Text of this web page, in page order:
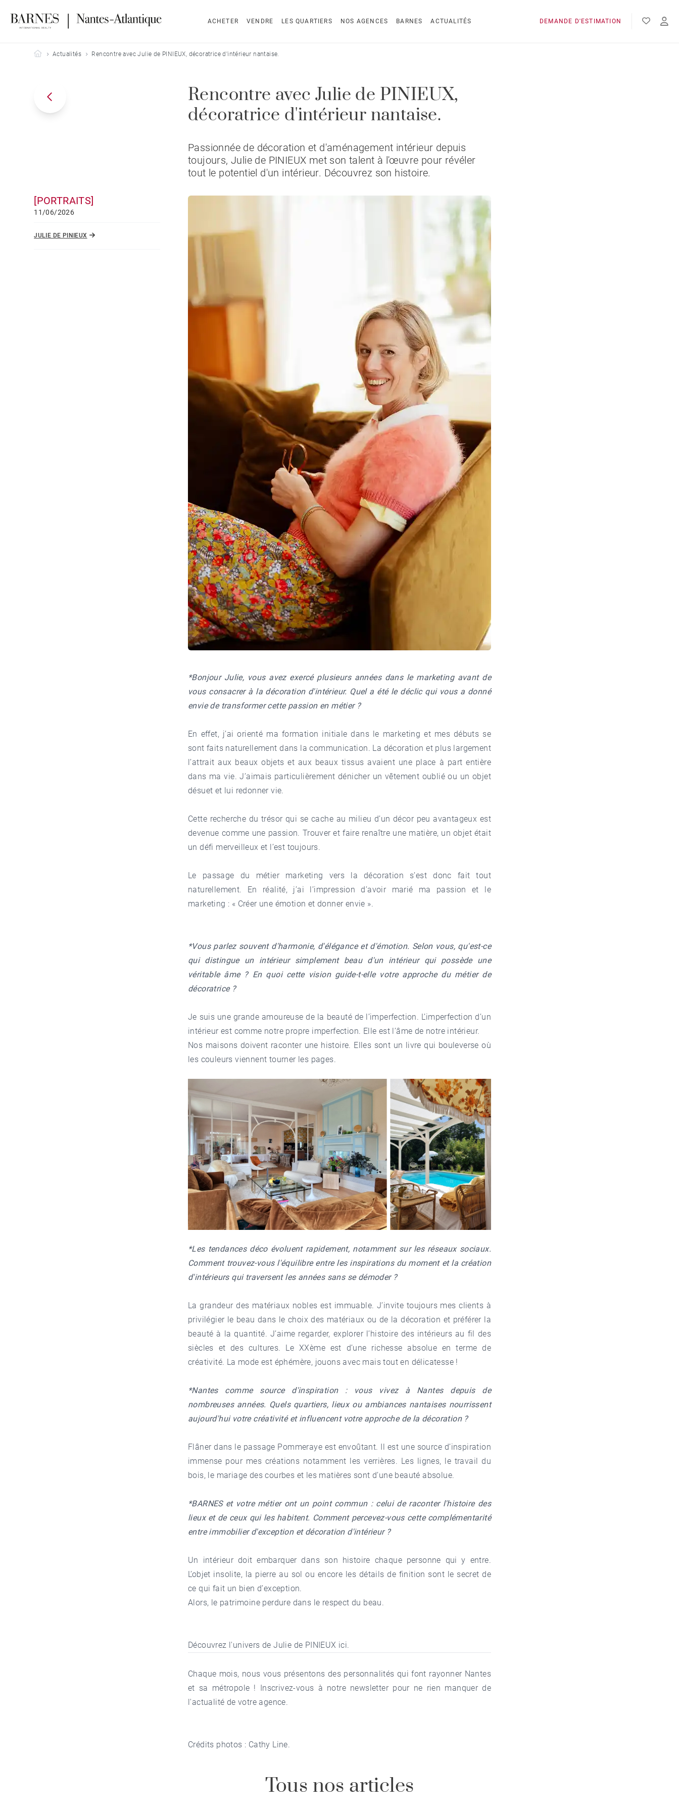
ACHETER VENDRE LES QUARTIERS NOS AGENCES BARNES ACTUALITÉS DEMANDE D'ESTIMATION
Barnes Nantes-Atlantique
Actualités Rencontre avec Julie de PINIEUX, décoratrice d'intérieur nantaise.
[PORTRAITS]
11/06/2026
JULIE DE PINIEUX
Rencontre avec Julie de PINIEUX,
décoratrice d'intérieur nantaise.
Passionnée de décoration et d'aménagement intérieur depuis
toujours, Julie de PINIEUX met son talent à l'œuvre pour révéler
tout le potentiel d'un intérieur. Découvrez son histoire.
*Bonjour Julie, vous avez exercé plusieurs années dans le marketing avant de
vous consacrer à la décoration d'intérieur. Quel a été le déclic qui vous a donné
envie de transformer cette passion en métier ?
En effet, j’ai orienté ma formation initiale dans le marketing et mes débuts se
sont faits naturellement dans la communication. La décoration et plus largement
l’attrait aux beaux objets et aux beaux tissus avaient une place à part entière
dans ma vie. J’aimais particulièrement dénicher un vêtement oublié ou un objet
désuet et lui redonner vie.
Cette recherche du trésor qui se cache au milieu d’un décor peu avantageux est
devenue comme une passion. Trouver et faire renaître une matière, un objet était
un défi merveilleux et l’est toujours.
Le passage du métier marketing vers la décoration s’est donc fait tout
naturellement. En réalité, j’ai l’impression d’avoir marié ma passion et le
marketing : « Créer une émotion et donner envie ».
*Vous parlez souvent d'harmonie, d'élégance et d'émotion. Selon vous, qu'est-ce
qui distingue un intérieur simplement beau d'un intérieur qui possède une
véritable âme ? En quoi cette vision guide-t-elle votre approche du métier de
décoratrice ?
Je suis une grande amoureuse de la beauté de l’imperfection. L’imperfection d’un
intérieur est comme notre propre imperfection. Elle est l’âme de notre intérieur.
Nos maisons doivent raconter une histoire. Elles sont un livre qui bouleverse où
les couleurs viennent tourner les pages.
*Les tendances déco évoluent rapidement, notamment sur les réseaux sociaux.
Comment trouvez-vous l'équilibre entre les inspirations du moment et la création
d'intérieurs qui traversent les années sans se démoder ?
La grandeur des matériaux nobles est immuable. J’invite toujours mes clients à
privilégier le beau dans le choix des matériaux ou de la décoration et préférer la
beauté à la quantité. J’aime regarder, explorer l’histoire des intérieurs au fil des
siècles et des cultures. Le XXème est d’une richesse absolue en terme de
créativité. La mode est éphémère, jouons avec mais tout en délicatesse !
*Nantes comme source d'inspiration : vous vivez à Nantes depuis de
nombreuses années. Quels quartiers, lieux ou ambiances nantaises nourrissent
aujourd'hui votre créativité et influencent votre approche de la décoration ?
Flâner dans le passage Pommeraye est envoûtant. Il est une source d’inspiration
immense pour mes créations notamment les verrières. Les lignes, le travail du
bois, le mariage des courbes et les matières sont d’une beauté absolue.
*BARNES et votre métier ont un point commun : celui de raconter l'histoire des
lieux et de ceux qui les habitent. Comment percevez-vous cette complémentarité
entre immobilier d'exception et décoration d'intérieur ?
Un intérieur doit embarquer dans son histoire chaque personne qui y entre.
L’objet insolite, la pierre au sol ou encore les détails de finition sont le secret de
ce qui fait un bien d’exception.
Alors, le patrimoine perdure dans le respect du beau.
Découvrez l'univers de Julie de PINIEUX ici.
Chaque mois, nous vous présentons des personnalités qui font rayonner Nantes
et sa métropole !
Inscrivez-vous à notre newsletter pour ne rien manquer de
l'actualité de votre agence.
Crédits photos : Cathy Line.
Tous nos articles